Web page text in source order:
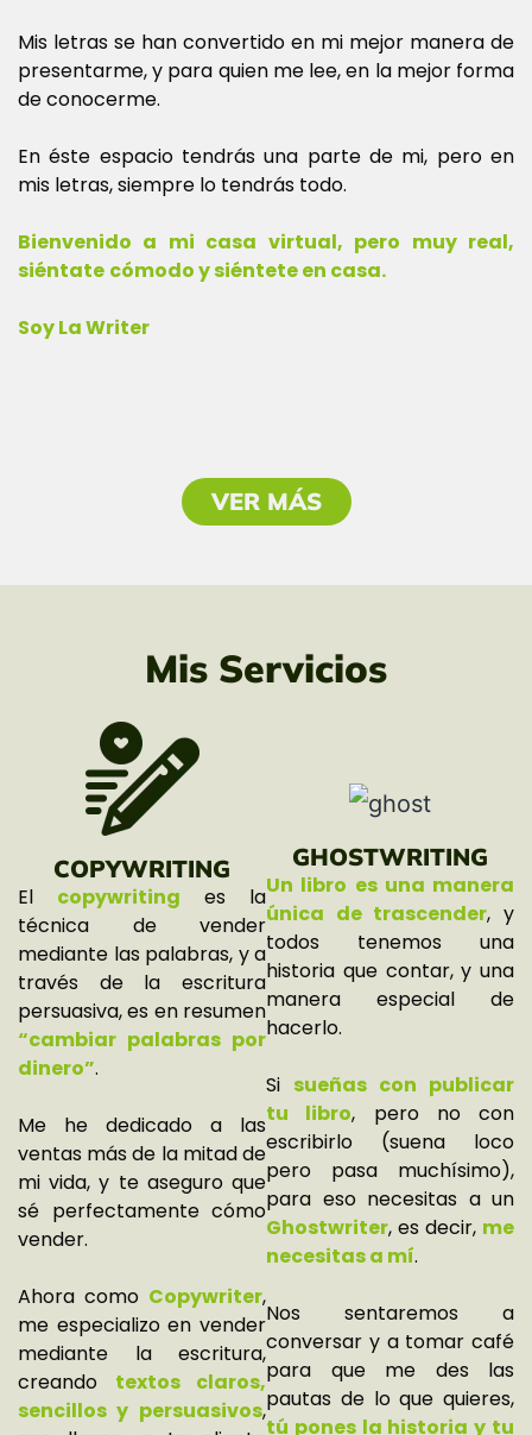
Mis letras se han convertido en mi mejor manera de
presentarme, y para quien me lee, en la mejor forma
de conocerme.
En éste espacio tendrás una parte de mi, pero en
mis letras, siempre lo tendrás todo.
Bienvenido a mi casa virtual, pero muy real,
siéntate cómodo y siéntete en casa.
Soy La Writer
VER MÁS
Mis Servicios
COPYWRITING
El copywriting es la
técnica de vender
mediante las palabras, y a
través de la escritura
persuasiva, es en resumen
“cambiar palabras por
dinero”.
Me he dedicado a las
ventas más de la mitad de
mi vida, y te aseguro que
sé perfectamente cómo
vender.
Ahora como Copywriter,
me especializo en vender
mediante la escritura,
creando textos claros,
sencillos y persuasivos,
GHOSTWRITING
Un libro es una manera
única de trascender, y
todos tenemos una
historia que contar, y una
manera especial de
hacerlo.
Si sueñas con publicar
tu libro, pero no con
escribirlo (suena loco
pero pasa muchísimo),
para eso necesitas a un
Ghostwriter, es decir, me
necesitas a mí.
Nos sentaremos a
conversar y a tomar café
para que me des las
pautas de lo que quieres,
tú pones la historia y tu